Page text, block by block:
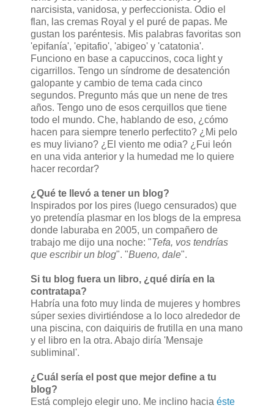
narcisista, vanidosa, y perfeccionista. Odio el
flan, las cremas Royal y el puré de papas. Me
gustan los paréntesis. Mis palabras favoritas son
'epifanía', 'epitafio', 'abigeo' y 'catatonia'.
Funciono en base a capuccinos, coca light y
cigarrillos. Tengo un síndrome de desatención
galopante y cambio de tema cada cinco
segundos. Pregunto más que un nene de tres
años. Tengo uno de esos cerquillos que tiene
todo el mundo. Che, hablando de eso, ¿cómo
hacen para siempre tenerlo perfectito? ¿Mi pelo
es muy liviano? ¿El viento me odia? ¿Fui león
en una vida anterior y la humedad me lo quiere
hacer recordar?
¿Qué te llevó a tener un blog?
Inspirados por los pires (luego censurados) que
yo pretendía plasmar en los blogs de la empresa
donde laburaba en 2005, un compañero de
trabajo me dijo una noche: "Tefa, vos tendrías
que escribir un blog". "Bueno, dale".
Si tu blog fuera un libro, ¿qué diría en la
contratapa?
Habría una foto muy linda de mujeres y hombres
súper sexies divirtiéndose a lo loco alrededor de
una piscina, con daiquiris de frutilla en una mano
y el libro en la otra. Abajo diría 'Mensaje
subliminal'.
¿Cuál sería el post que mejor define a tu
blog?
Está complejo elegir uno. Me inclino hacia éste